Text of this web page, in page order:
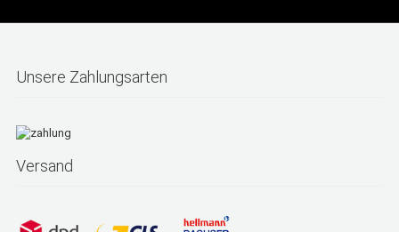
Unsere Zahlungsarten
Versand